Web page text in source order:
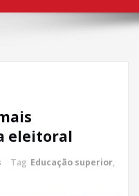
eleitoral
Tag Educação superior,